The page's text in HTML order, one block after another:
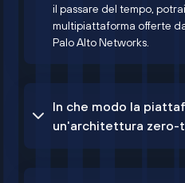
il passare del tempo,
multipiattaforma offerte
Palo Alto Networks.
In che modo la
un'architettura zero-